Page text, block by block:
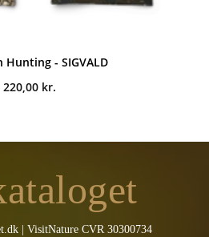
- SIGVALD
220,00 kr.
| VisitNature CVR 30300734